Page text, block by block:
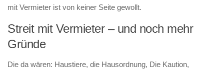
mit Vermieter ist von keiner Seite gewollt.
Streit mit Vermieter – und noch mehr
Gründe
Die da wären: Haustiere, die Hausordnung, Die Kaution,